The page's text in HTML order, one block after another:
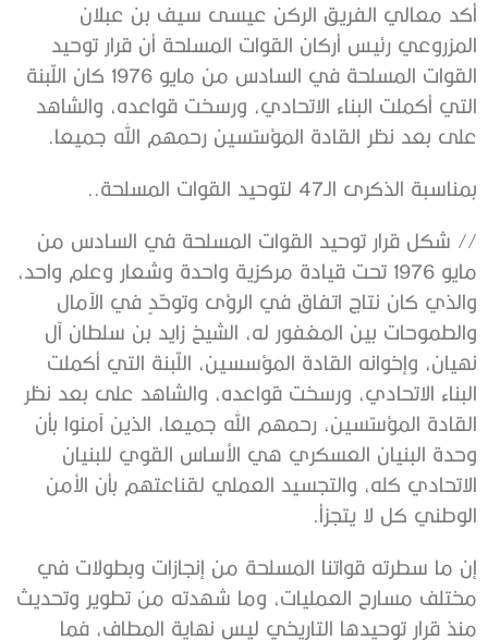
أكد معالي الفريق الركن عيسى سيف بن عبلان
المزروعي رئيس أركان القوات المسلحة أن قرار توحيد
القوات المسلحة في السادس من مايو 1976 كان اللّبنة
التي أكملت البناء الاتحادي، ورسخت قواعده، والشاهد
على بعد نظر القادة المؤسّسين رحمهم الله جميعا.
بمناسبة الذكرى الـ47 لتوحيد القوات المسلحة..
// شكل قرار توحيد القوات المسلحة في السادس من
مايو 1976 تحت قيادة مركزية واحدة وشعار وعلم واحد،
والذي كان نتاج اتفاق في الرؤى وتوحّدٍ في الآمال
والطموحات بين المغفور له، الشيخ زايد بن سلطان آل
نهيان، وإخوانه القادة المؤسسين، اللّبنة التي أكملت
البناء الاتحادي، ورسخت قواعده، والشاهد على بعد نظر
القادة المؤسّسين، رحمهم الله جميعا، الذين آمنوا بأن
وحدة البنيان العسكري هي الأساس القوي للبنيان
الاتحادي كله، والتجسيد العملي لقناعتهم بأن الأمن
الوطني كل لا يتجزأ.
إن ما سطرته قواتنا المسلحة من إنجازات وبطولات في
مختلف مسارح العمليات، وما شهدته من تطوير وتحديث
منذ قرار توحيدها التاريخي ليس نهاية المطاف، فما